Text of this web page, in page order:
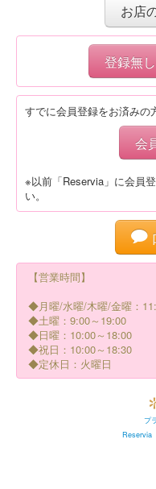
お店
登録無
すでに会員登録をお済みの
会
※以前「Reservia」に会員
い。
【営業時間】
◆月曜/水曜/木曜/金曜：
◆土曜：9:00～19:00
◆日曜：10:00～18:00
◆祝日：10:00～18:30
◆定休日：火曜日
プ
Reservia